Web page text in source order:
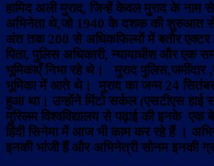
हामिद अली मुराद, जिन्हें केवल मुराद के नाम
अभिनेता थे,जो 1940 के दशक की शुरुआत
अंत तक 200 से अधिकफिल्मों में बतौर एक्टर
पिता, पुलिस अधिकारी, न्यायाधीश और एक
भूमिकाएँ निभा रहे थे। मुराद
भूमिका में आते थे। मुराद का जन्म 24
हुआ था। उन्होंने मिंटो सर्कल (एसटीएस
मुस्लिम विश्वविद्यालय से पढ़ाई की इनके एक
हिंदी सिनेमा में आज भी काम कर रहे हैं ।
इनकी भांजी हैं और अभिनेत्री सोनम इनकी